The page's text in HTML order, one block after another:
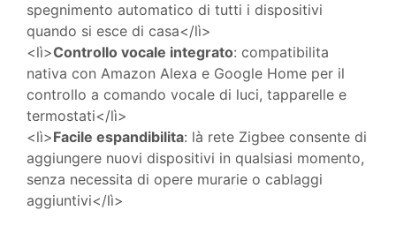
spegnimento automatico di tutti i dispositivi
quando si esce di casa</lì>
<lì>Controllo vocale integrato: compatibilita
nativa con Amazon Alexa e Google Home per il
controllo a comando vocale di luci, tapparelle e
termostati</lì>
<lì>Facile espandibilita: là rete Zigbee consente di
aggiungere nuovi dispositivi in qualsiasi momento,
senza necessita di opere murarie o cablaggi
aggiuntivi</lì>